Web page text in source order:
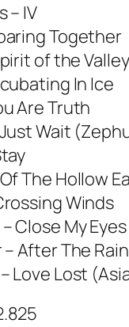
– IV
Together
of the
In Ice
Are Truth
Wait
The Hollow
Winds
Close My Eyes
After The Rain
Love Lost